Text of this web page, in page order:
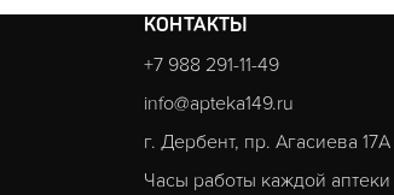
КОНТАКТЫ
+7 988 291-11-49
info@apteka149.ru
г. Дербент, пр. Агасиева 17А
Часы работы каждой